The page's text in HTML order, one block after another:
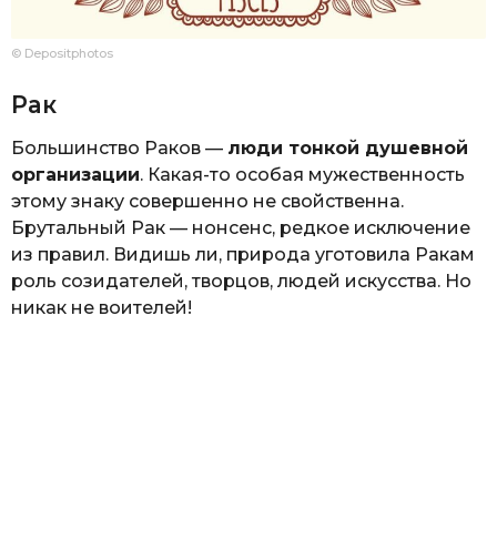
© Depositphotos
Рак
Большинство Раков — люди тонкой душевной
организации. Какая-то особая мужественность
этому знаку совершенно не свойственна.
Брутальный Рак — нонсенс, редкое исключение
из правил. Видишь ли, природа уготовила Ракам
роль созидателей, творцов, людей искусства. Но
никак не воителей!